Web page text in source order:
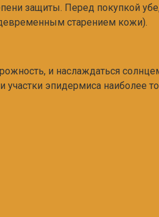
защиты. Перед покупкой
старением кожи).
и наслаждаться
эпидермиса наиболее